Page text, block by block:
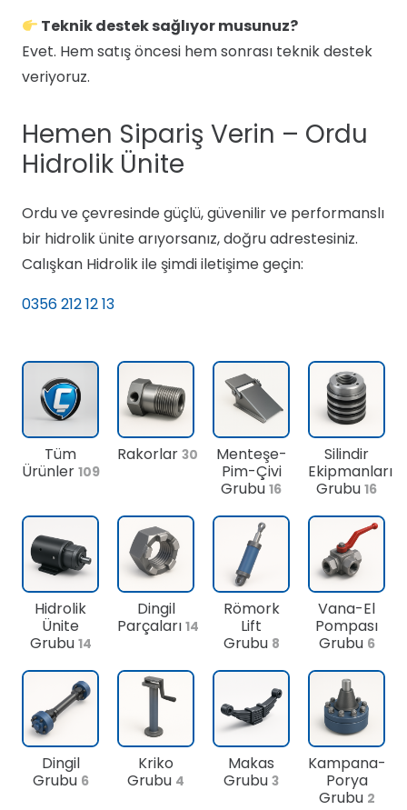
Teknik destek sağlıyor musunuz?
Evet. Hem satış öncesi hem sonrası teknik destek
veriyoruz.
Hemen Sipariş Verin – Ordu
Hidrolik Ünite
Ordu ve çevresinde güçlü, güvenilir ve performanslı
bir hidrolik ünite arıyorsanız, doğru adrestesiniz.
Calışkan Hidrolik ile şimdi iletişime geçin:
0356 212 12 13
Tüm
Ürünler 109
Rakorlar 30
Menteşe-
Pim-Çivi
Grubu 16
Silindir
Ekipmanları
Grubu 16
Hidrolik
Ünite
Grubu 14
Dingil
Parçaları 14
Römork
Lift
Grubu 8
Vana-El
Pompası
Grubu 6
Dingil
Grubu 6
Kriko
Grubu 4
Makas
Grubu 3
Kampana-
Porya
Grubu 2